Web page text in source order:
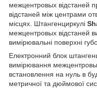
межцентровых відстаней
відстаней між центрами
місцях. Штангенциркулі
межцентровых відстаней
вимірювальні поверхні
Електронний блок
вимірювання
встановлення на нуль в
метричної та дюймової